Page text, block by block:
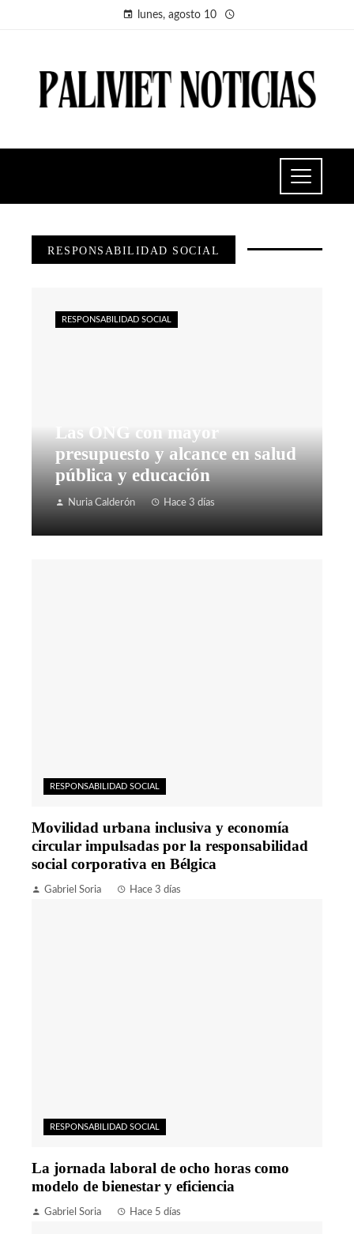
lunes, agosto 10
RESPONSABILIDAD SOCIAL
Las ONG con mayor
presupuesto y alcance en salud
pública y educación
Nuria Calderón Hace 3 días
RESPONSABILIDAD SOCIAL
RESPONSABILIDAD SOCIAL
Movilidad urbana inclusiva y economía
circular impulsadas por la responsabilidad
social corporativa en Bélgica
Gabriel Soria Hace 3 días
RESPONSABILIDAD SOCIAL
La jornada laboral de ocho horas como
modelo de bienestar y eficiencia
Gabriel Soria Hace 5 días